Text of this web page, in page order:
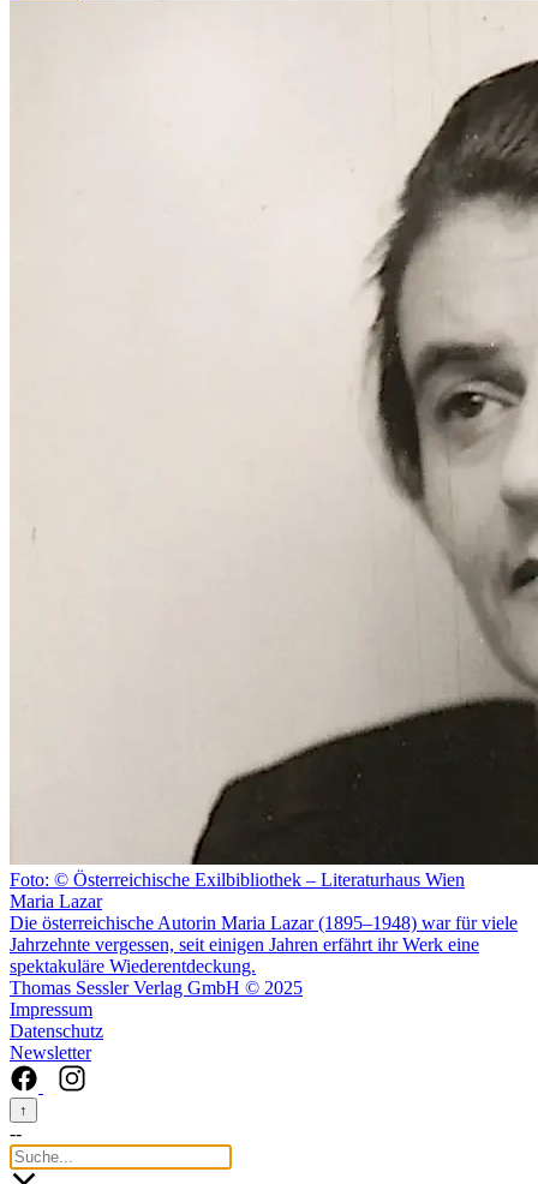
Foto: © Österreichische Exilbibliothek – Literaturhaus Wien
Maria Lazar
Die österreichische Autorin Maria Lazar (1895–1948) war für viele
Jahrzehnte vergessen, seit einigen Jahren erfährt ihr Werk eine
spektakuläre Wiederentdeckung.
Thomas Sessler Verlag GmbH © 2025
Impressum
Datenschutz
Newsletter
↑
--